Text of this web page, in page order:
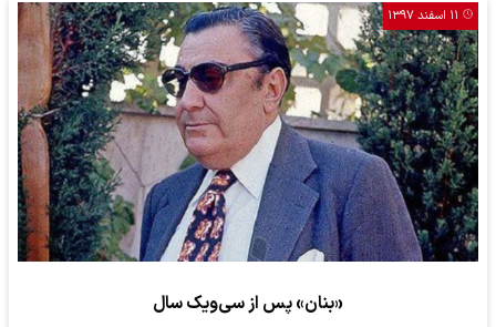
۱۱ اسفند ۱۳۹۷
«بنان» پس از سی‌ویک سال